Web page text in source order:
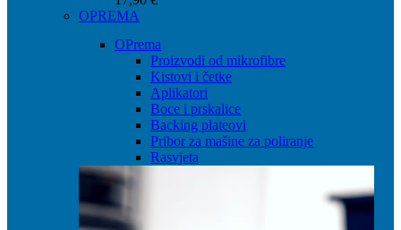
OPREMA
OPrema
Proizvodi od mikrofibre
Kistovi i četke
Aplikatori
Boce i prskalice
Backing plateovi
Pribor za mašine za poliranje
Rasvjeta